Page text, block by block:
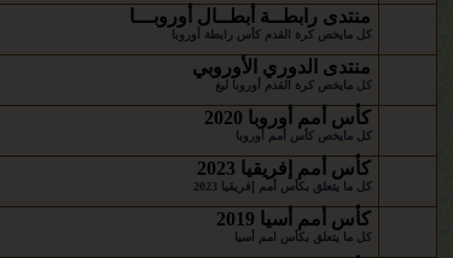
منتدى رابطــة أبطــال أوروبـــا
كل مايخص كرة القدم كأس رابطة أوروبا
منتدى الدوري الأوروبي
كل مايخص كرة القدم أوروبا ليغ
كأس أمم أوروبا 2020
كل مايخص كأس أمم أوروبا
كأس أمم إفريقيا 2023
كل ما يتعلق بكأس أمم إفريقيا 2023
كأس أمم أسيا 2019
كل ما يتعلق بكأس امم أسيا